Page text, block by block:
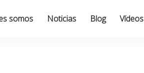
somos Noticias Blog Vídeos